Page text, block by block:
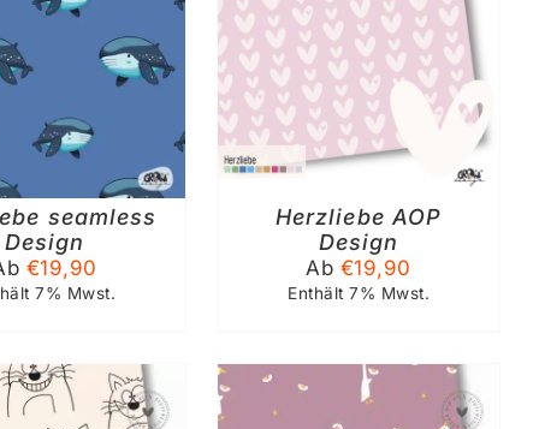
seamless
Design
€19,90
7% Mwst.
WÄHLEN
DIESES
PRODUKT
WEIST
MEHRERE
VARIANTEN
AUF.
DIE
OPTIONEN
KÖNNEN
AUF
GEWÄHLT
WERDEN
/ DETAILS
Herzliebe AOP
Design
Ab €19,90
Enthält 7% Mwst.